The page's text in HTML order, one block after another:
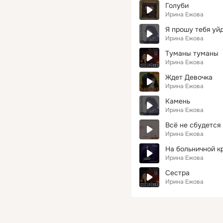
Голуби
Ирина Ежова
Я прошу тебя
Ирина Ежова
Туманы туманы
Ирина Ежова
Ждет Девочка
Ирина Ежова
Камень
Ирина Ежова
Всё не сбудется
Ирина Ежова
На больничной
Ирина Ежова
Сестра
Ирина Ежова